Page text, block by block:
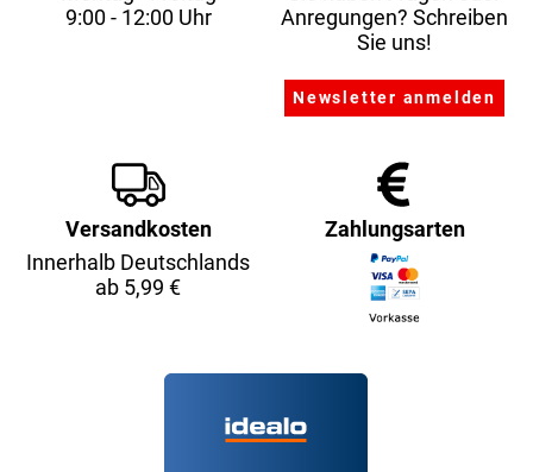
9:00 - 12:00 Uhr
Anregungen? Schreiben
Sie uns!
Versandkosten
Innerhalb Deutschlands
ab 5,99 €
Zahlungsarten